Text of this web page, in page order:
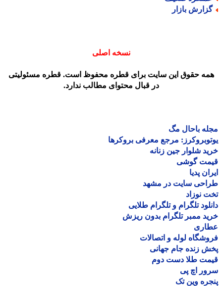
بازار
نسخه اصلی
حقوق این سایت برای قطره محفوظ است. قطره مسئولیتی
در قبال محتوای مطالب ندارد.
باحال مگ
مرجع معرفی بروکرها
شلوار جین زنانه
گوشی
پدیا
سایت در مشهد
نوزاد
تلگرام و تلگرام طلایی
ممبر تلگرام بدون ریزش
لوله و اتصالات
زنده جام جهانی
طلا دست دوم
اچ پی
وین تک